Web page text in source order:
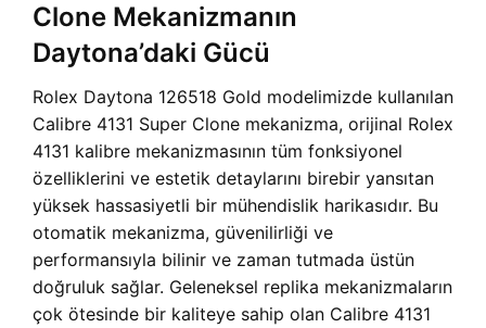
Clone Mekanizmanın
Daytona’daki Gücü
Rolex Daytona 126518 Gold modelimizde kullanılan
Calibre 4131 Super Clone mekanizma, orijinal Rolex
4131 kalibre mekanizmasının tüm fonksiyonel
özelliklerini ve estetik detaylarını birebir yansıtan
yüksek hassasiyetli bir mühendislik harikasıdır. Bu
otomatik mekanizma, güvenilirliği ve
performansıyla bilinir ve zaman tutmada üstün
doğruluk sağlar. Geleneksel replika mekanizmaların
çok ötesinde bir kaliteye sahip olan Calibre 4131